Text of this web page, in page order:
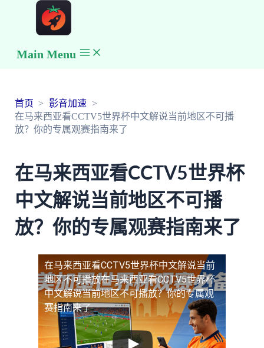
Main Menu
首页
影音加速
在马来西亚看CCTV5世界杯中文解说当前地区不可播
放？你的专属观赛指南来了
在马来西亚看CCTV5世界杯
中文解说当前地区不可播
放？你的专属观赛指南来了
在马来西亚看CCTV5世界杯中文解说当前
地区不可播放在马来西亚看CCTV5世界杯
中文解说当前地区不可播放？你的专属观
赛指南来了